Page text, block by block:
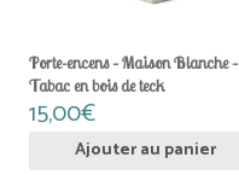
Porte-encens – Maison Blanche –
Tabac en bois de teck
15,00€
Ajouter au panier